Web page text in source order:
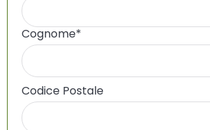
Cognome*
Codice Postale